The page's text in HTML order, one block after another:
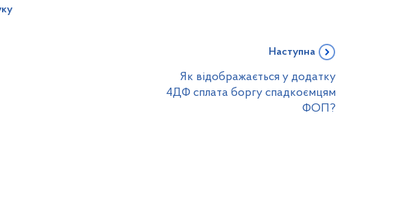
Наступна
Як відображається у додатку
4ДФ сплата боргу спадкоємцям
ФОП?